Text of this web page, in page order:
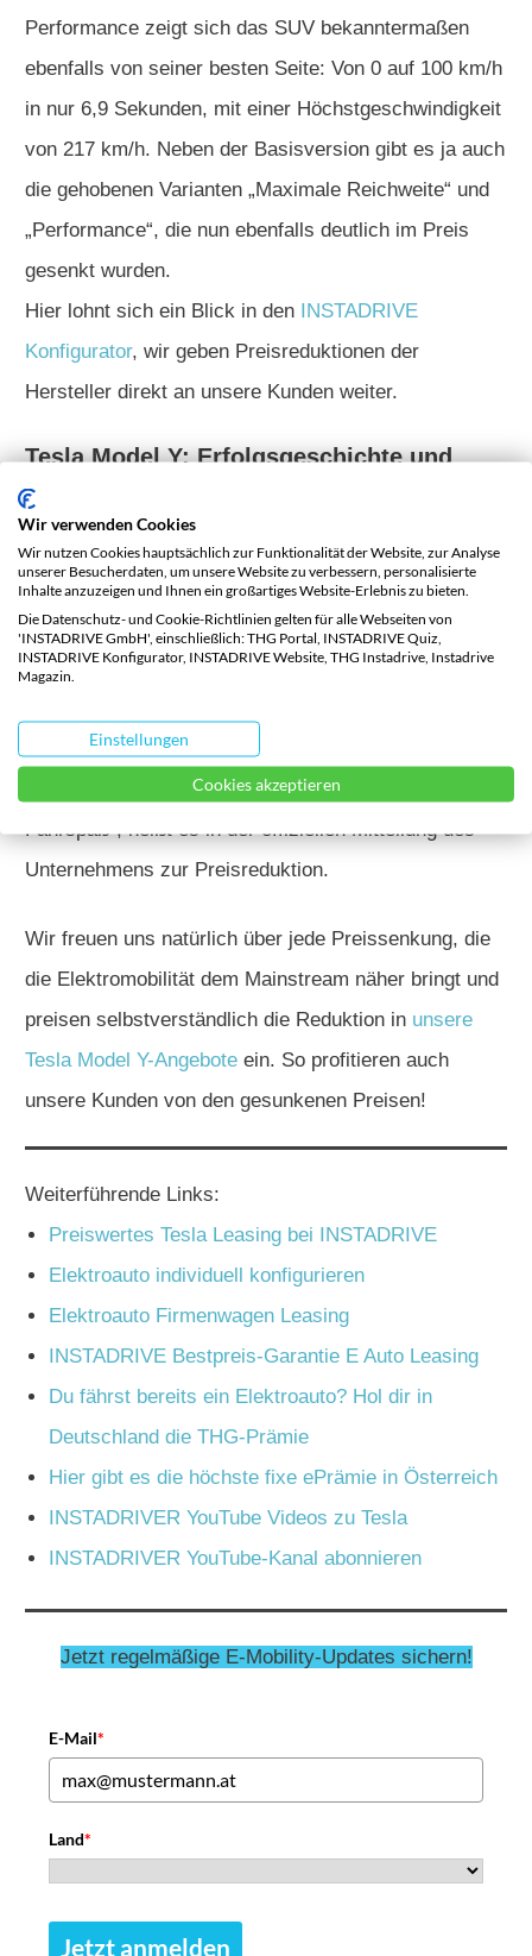
Performance zeigt sich das SUV bekanntermaßen
ebenfalls von seiner besten Seite: Von 0 auf 100 km/h
in nur 6,9 Sekunden, mit einer Höchstgeschwindigkeit
von 217 km/h. Neben der Basisversion gibt es ja auch
die gehobenen Varianten „Maximale Reichweite“ und
„Performance“, die nun ebenfalls deutlich im Preis
gesenkt wurden.
Hier lohnt sich ein Blick in den INSTADRIVE
Konfigurator, wir geben Preisreduktionen der
Hersteller direkt an unsere Kunden weiter.
Tesla Model Y: Erfolgsgeschichte und
Marktpositionierung in Europa
Tesla ist überzeugt, dass das ModelYim
vergangenen Jahr das meistverkaufte Auto in Europa
war. „Ein historischer Meilenstein, der das Model
als einzigartig im Markt positioniert. Wir bieten
Punkten Zuverlässigkeit, Praktikabilität, Effizienz und
Sicherheit überzeugt – und das bei maximalem
Fahrspaß“, heißt es in der offiziellen Mitteilung des
Unternehmens zur Preisreduktion.
Wir freuen uns natürlich über jede Preissenkung, die
die Elektromobilität dem Mainstream näher bringt und
preisen selbstverständlich die Reduktion in unsere
Tesla Model Y-Angebote ein. So profitieren auch
unsere Kunden von den gesunkenen Preisen!
Weiterführende Links:
Preiswertes Tesla Leasing bei INSTADRIVE
Elektroauto individuell konfigurieren
Elektroauto Firmenwagen Leasing
INSTADRIVE Bestpreis-Garantie E Auto Leasing
Du fährst bereits ein Elektroauto? Hol dir in
Deutschland die THG-Prämie
Hier gibt es die höchste fixe ePrämie in Österreich
INSTADRIVER YouTube Videos zu Tesla
INSTADRIVER YouTube-Kanal abonnieren
Jetzt regelmäßige E-Mobility-Updates sichern!
E-Mail*
Land*
Jetzt anmelden
Wir verwenden Cookies
Wir nutzen Cookies hauptsächlich zur Funktionalität der Website, zur Analyse
unserer Besucherdaten, um unsere Website zu verbessern, personalisierte
Inhalte anzuzeigen und Ihnen ein großartiges Website-Erlebnis zu bieten.
Die Datenschutz- und Cookie-Richtlinien gelten für alle Webseiten von
'INSTADRIVE GmbH', einschließlich: THG Portal, INSTADRIVE Quiz,
INSTADRIVE Konfigurator, INSTADRIVE Website, THG Instadrive, Instadrive
Magazin.
Einstellungen
Cookies akzeptieren